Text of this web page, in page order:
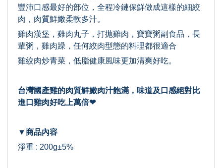
豐沛口感最好的部位，全程冷鏈保鮮做成這樣的細絞
肉，肉質鮮嫩柔軟多汁。
雞肉漢堡，雞肉丸子，打拋雞肉，寶寶粥副食品，長
輩粥，雞肉躁，任何絞肉型態的料理都很適合
雞絞肉炒青菜，低脂健康風味更加清爽好吃。
台灣國產雞的肉質鮮嫩肉汁飽滿，味道及口感絕對比
進口雞肉好吃上萬倍❤
▼商品內容
淨重 : 200g±5%